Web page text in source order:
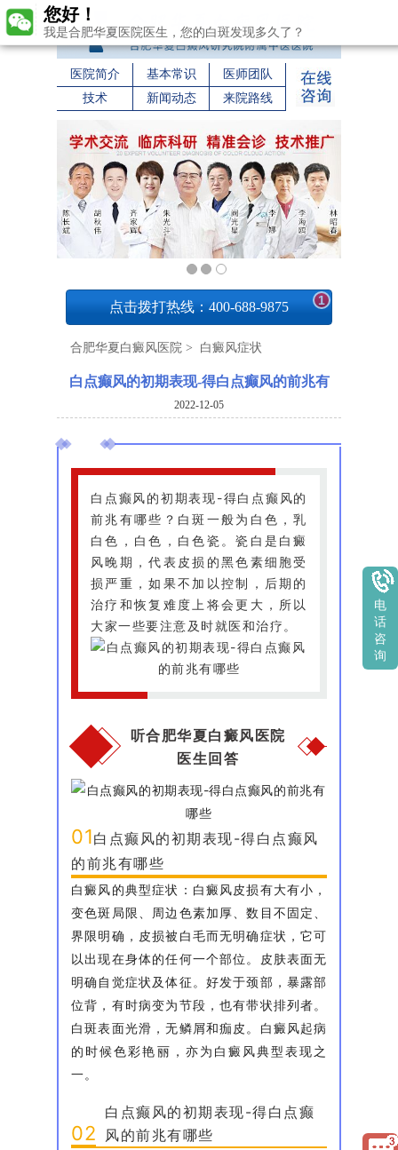
医院简介 基本常识
医师团队
技术
新闻动态 来院路线
点击拨打热线：400-688-9875 1
合肥华夏白癜风医院 > 白癜风症状
白点癫风的初期表现-得白点癫风的前兆有
2022-12-05
白点癫风的初期表现-得白点癫风的
前兆有哪些？白斑一般为白色，乳
白色，白色，白色瓷。瓷白是白癜
风晚期，代表皮损的黑色素细胞受
损严重，如果不加以控制，后期的
治疗和恢复难度上将会更大，所以
大家一些要注意及时就医和治疗。
听合肥华夏白癜风医院
医生回答
01白点癫风的初期表现-得白点癫风
的前兆有哪些
白癜风的典型症状：白癜风皮损有大有小，
变色斑局限、周边色素加厚、数目不固定、
界限明确，皮损被白毛而无明确症状，它可
以出现在身体的任何一个部位。皮肤表面无
明确自觉症状及体征。好发于颈部，暴露部
位背，有时病变为节段，也有带状排列者。
白斑表面光滑，无鳞屑和痂皮。白癜风起病
的时候色彩艳丽，亦为白癜风典型表现之
一。
02
白点癫风的初期表现-得白点癫
风的前兆有哪些
您好！
我是合肥华夏医院医生，您的白斑发现多久了？
电
话
咨
询